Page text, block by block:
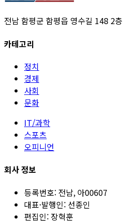
전남 함평군 함평읍 영수길 148 2층
카테고리
정치
경제
사회
문화
IT/과학
스포츠
오피니언
회사 정보
등록번호: 전남, 아00607
대표·발행인: 선종인
편집인: 장혁훈